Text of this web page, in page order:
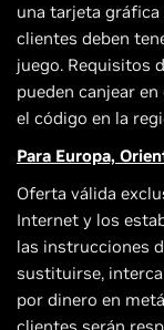
una tarjeta
clientes deben
juego. Requisitos
pueden canjear
el código en la
Para Europa,
Oferta válida
Internet y los
las instrucciones
sustituirse,
por dinero en